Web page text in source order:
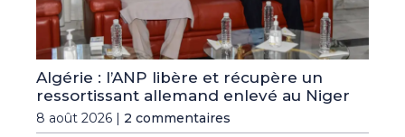
Algérie : l’ANP libère et récupère un
ressortissant allemand enlevé au Niger
8 août 2026 | 2 commentaires